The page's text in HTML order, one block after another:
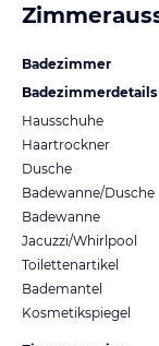
Badezimmer
Badezimmerdetails
Hausschuhe
Haartrockner
Dusche
Badewanne/Dusche
Badewanne
Jacuzzi/Whirlpool
Toilettenartikel
Bademantel
Kosmetikspiegel